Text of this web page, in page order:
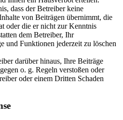
dass der Betreiber keine
von Beiträgen übernimmt, die
oder die er nicht zur Kenntnis
dem Betreiber, Ihr
und Funktionen jederzeit zu löschen
darüber hinaus, Ihre Beiträge
o. g. Regeln verstoßen oder
oder einem Dritten Schaden